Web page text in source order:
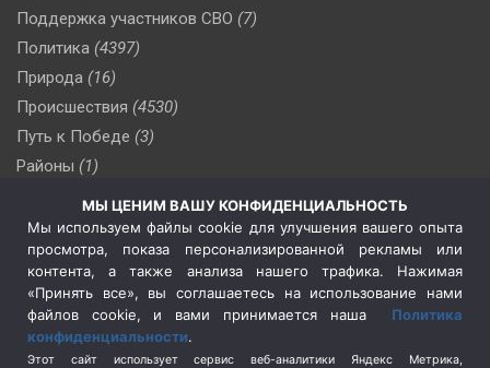
Поддержка участников СВО (7)
Политика (4397)
Природа (16)
Происшествия (4530)
Путь к Победе (3)
Районы (1)
(510)
Сельское хозяйство (3)
Социальная политика
(3)
Спецоперация в Украине
Спецоперация на Украине
(404)
Спорт (740)
МЫ ЦЕНИМ ВАШУ КОНФИДЕНЦИАЛЬНОСТЬ
Мы используем файлы cookie для улучшения вашего опыта
просмотра, показа персонализированной рекламы или
контента, а также анализа нашего трафика. Нажимая
«Принять все», вы соглашаетесь на использование нами
файлов cookie, и вами принимается наша Политика
конфиденциальности.
Этот сайт использует сервис веб-аналитики Яндекс Метрика,